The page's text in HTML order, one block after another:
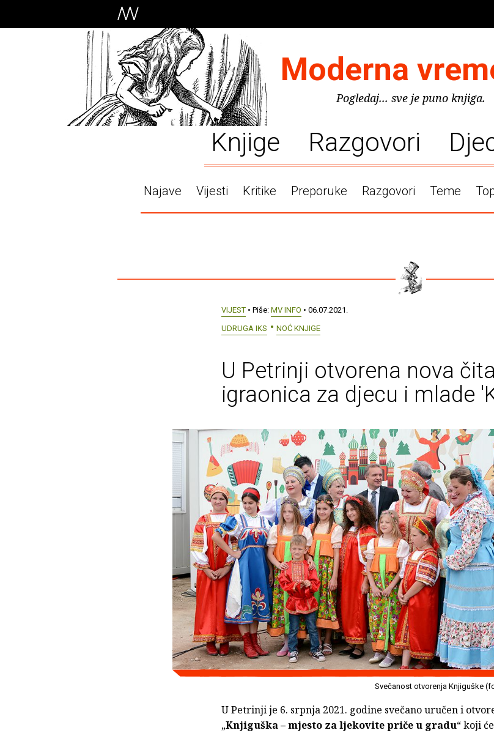
Moderna
Pogledaj... sve je puno knjiga.
Knjige Razgovori
Najave Vijesti Kritike Preporuke Razgovori Teme
VIJEST • Piše: MV INFO • 06.07.2021.
UDRUGA IKS
NOĆ KNJIGE
U Petrinji otvorena nova
igraonica za djecu i mlade
Svečanost otvorenja Knjiguške
U Petrinji je 6. srpnja 2021. godine svečano uručen i
„Knjiguška – mjesto za ljekovite priče u gradu“ koji